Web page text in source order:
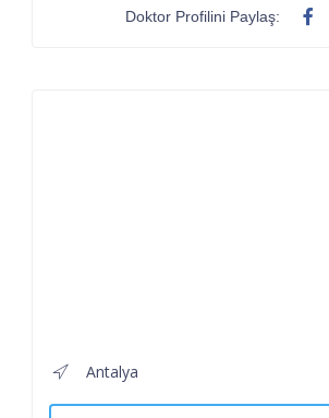
Doktor Profilini Paylaş:
Antalya